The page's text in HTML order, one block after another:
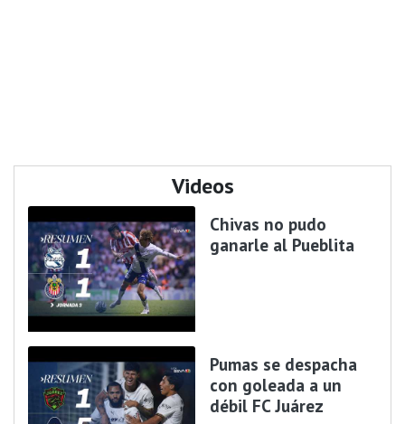
Videos
Chivas no pudo
ganarle al Pueblita
Pumas se despacha
con goleada a un
débil FC Juárez